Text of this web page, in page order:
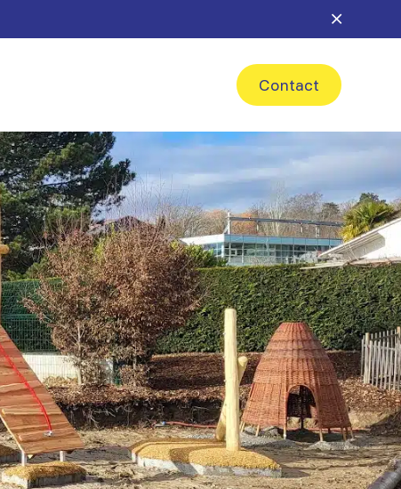
Contact